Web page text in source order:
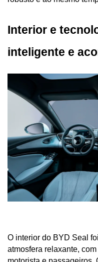
Interior e
inteligente e
O interior do BYD Seal
atmosfera relaxante,